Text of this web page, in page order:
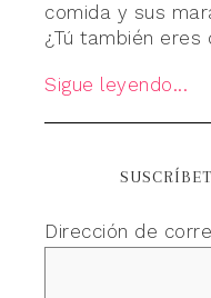
comida y sus
¿Tú también eres
Sigue leyendo...
Dirección de